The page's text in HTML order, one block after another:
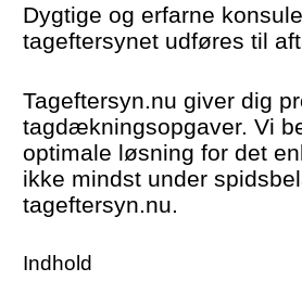
Dygtige og erfarne
tageftersynet udføres til
Tageftersyn.nu giver dig
tagdækningsopgaver. Vi
optimale løsning for det
ikke mindst under
tageftersyn.nu.
Indhold